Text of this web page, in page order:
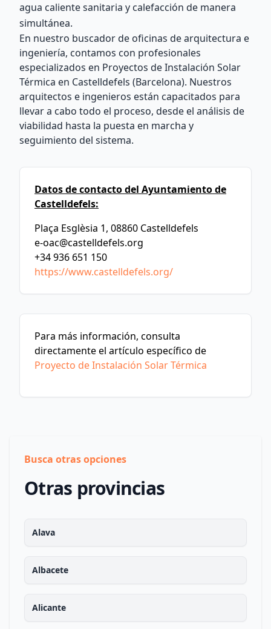
agua caliente sanitaria y calefacción de manera
simultánea.
En nuestro buscador de oficinas de arquitectura e
ingeniería, contamos con profesionales
especializados en Proyectos de Instalación Solar
Térmica en Castelldefels (Barcelona). Nuestros
arquitectos e ingenieros están capacitados para
llevar a cabo todo el proceso, desde el análisis de
viabilidad hasta la puesta en marcha y
seguimiento del sistema.
Datos de contacto del Ayuntamiento de
Castelldefels:
Plaça Esglèsia 1, 08860 Castelldefels
e-oac@castelldefels.org
+34 936 651 150
https://www.castelldefels.org/
Para más información, consulta
directamente el artículo específico de
Proyecto de Instalación Solar Térmica
Busca otras opciones
Otras provincias
Alava
Albacete
Alicante